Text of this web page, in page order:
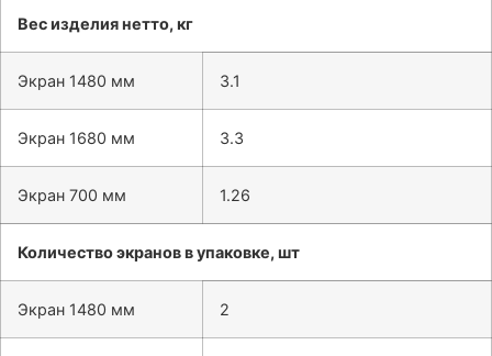
Вес изделия нетто, кг
Экран 1480 мм 3.1
Экран 1680 мм 3.3
Экран 700 мм 1.26
Количество экранов в упаковке, шт
Экран 1480 мм 2